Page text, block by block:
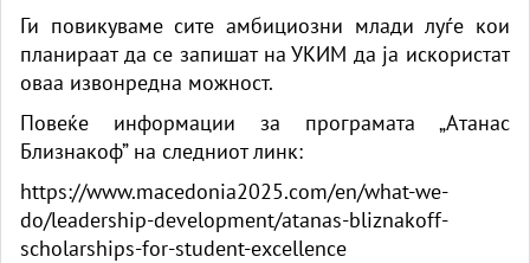
Ги повикуваме сите амбициозни млади луѓе кои
планираат да се запишат на УКИМ да ја искористат
оваа извонредна можност.
Повеќе информации за програмата „Атанас
Близнакоф” на следниот линк:
https://www.macedonia2025.com/en/what-we-
do/leadership-development/atanas-bliznakoff-
scholarships-for-student-excellence